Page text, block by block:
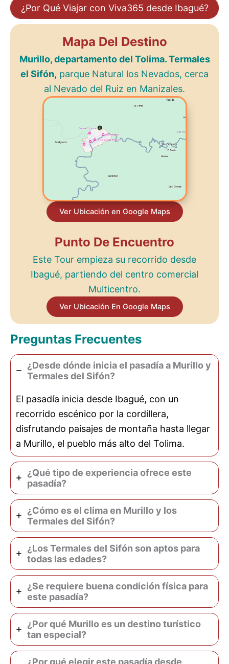
¿Por Qué Viajar con Viva365 desde Ibagué?
Mapa Del Destino
Murillo, departamento del Tolima. Termales
el Sifón, parque Natural los Nevados, cerca
al Nevado del Ruiz en Manizales.
Ver Ubicación en Google Maps
Punto De Encuentro
Este Tour empieza su recorrido desde
Ibagué, partiendo del centro comercial
Multicentro.
Ver Ubicación En Google Maps
Preguntas Frecuentes
¿Desde dónde inicia el pasadía a Murillo y
Termales del Sifón?
El pasadía inicia desde Ibagué, con un
recorrido escénico por la cordillera,
disfrutando paisajes de montaña hasta llegar
a Murillo, el pueblo más alto del Tolima.
¿Qué tipo de experiencia ofrece este
pasadía?
¿Cómo es el clima en Murillo y los
Termales del Sifón?
¿Los Termales del Sifón son aptos para
todas las edades?
¿Se requiere buena condición física para
este pasadía?
¿Por qué Murillo es un destino turístico
tan especial?
¿Por qué elegir este pasadía desde